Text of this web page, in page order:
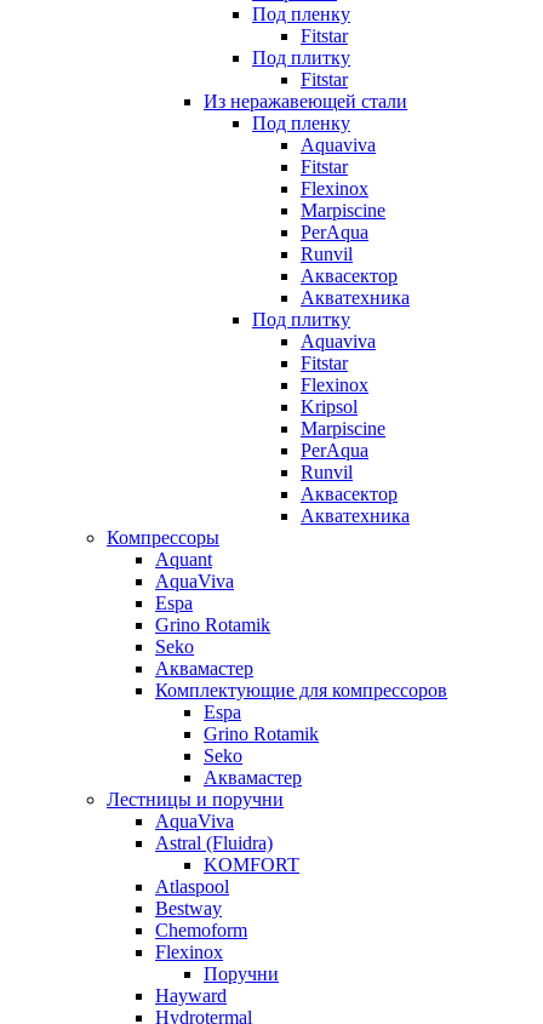
Под пленку
Fitstar
Под плитку
Fitstar
Из неражавеющей стали
Под пленку
Aquaviva
Fitstar
Flexinox
Marpiscine
PerAqua
Runvil
Аквасектор
Акватехника
Под плитку
Aquaviva
Fitstar
Flexinox
Kripsol
Marpiscine
PerAqua
Runvil
Аквасектор
Акватехника
Компрессоры
Aquant
AquaViva
Espa
Grino Rotamik
Seko
Аквамастер
Комплектующие для компрессоров
Espa
Grino Rotamik
Seko
Аквамастер
Лестницы и поручни
AquaViva
Astral (Fluidra)
KOMFORT
Atlaspool
Bestway
Chemoform
Flexinox
Поручни
Hayward
Hydrotermal